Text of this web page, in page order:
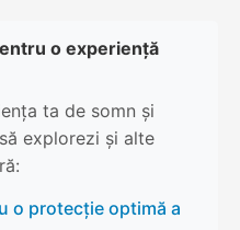
o experiență
ta de somn și
explorezi și alte
o protecție optimă a